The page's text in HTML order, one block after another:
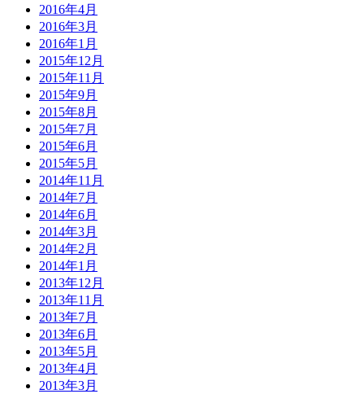
2016年4月
2016年3月
2016年1月
2015年12月
2015年11月
2015年9月
2015年8月
2015年7月
2015年6月
2015年5月
2014年11月
2014年7月
2014年6月
2014年3月
2014年2月
2014年1月
2013年12月
2013年11月
2013年7月
2013年6月
2013年5月
2013年4月
2013年3月